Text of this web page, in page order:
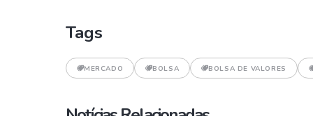
Tags
MERCADO BOLSA BOLSA DE VALORES